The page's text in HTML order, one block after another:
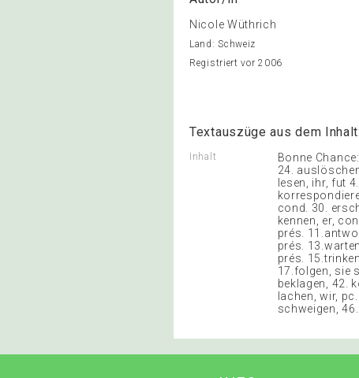
Nicole Wüthrich
Land: Schweiz
Registriert vor 2006
Textauszüge aus dem Inhalt:
Inhalt
Bonne
24.
lesen, ihr, fut
cond. 30.
kennen, er,
prés.
prés.
prés.
17.folgen, sie
beklagen, 42.
lachen, wir,
schweigen,